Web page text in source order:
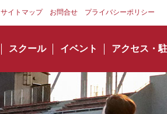
サイトマップ お問合せ プライバシーポリシー
スクール イベント アクセス・